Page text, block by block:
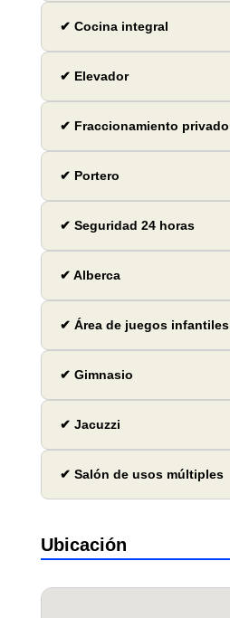
✔ Cocina integral
✔ Elevador
✔ Fraccionamiento privado
✔ Portero
✔ Seguridad 24 horas
✔ Alberca
✔ Área de juegos infantiles
✔ Gimnasio
✔ Jacuzzi
✔ Salón de usos múltiples
Ubicación